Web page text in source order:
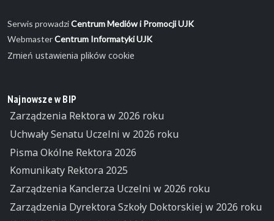
Serwis prowadziCentrum Mediów i Promocji UJK
WebmasterCentrum Informatyki UJK
Zmień ustawienia plików cookie
Najnowsze w BIP
Zarządzenia Rektora w 2026 roku
Uchwały Senatu Uczelni w 2026 roku
Pisma Okólne Rektora 2026
Komunikaty Rektora 2025
Zarządzenia Kanclerza Uczelni w 2026 roku
Zarządzenia Dyrektora Szkoły Doktorskiej w 2026 roku